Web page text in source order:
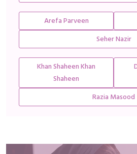
Arefa Parveen
Seher Nazir
Khan Shaheen Khan
Shaheen
Razia Masood